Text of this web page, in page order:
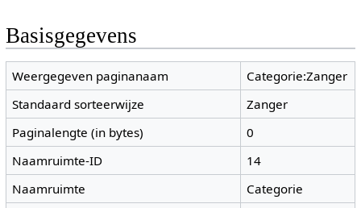
Basisgegevens
Weergegeven paginanaam
Categorie:Zanger
Standaard sorteerwijze
Zanger
Paginalengte (in bytes)
0
Naamruimte-ID
14
Naamruimte
Categorie